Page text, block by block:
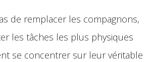
de remplacer les compagnons,
les tâches les plus physiques
se concentrer sur leur véritable